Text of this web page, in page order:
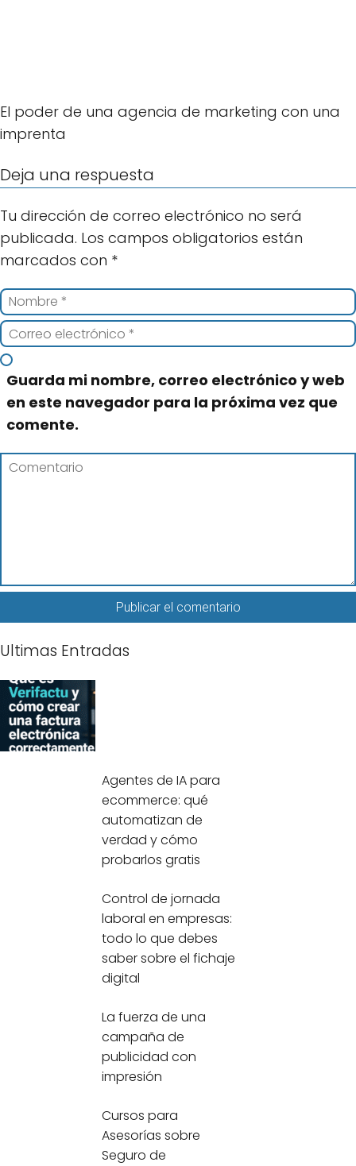
El poder de una agencia de marketing con una
imprenta
Deja una respuesta
Tu dirección de correo electrónico no será
publicada. Los campos obligatorios están
marcados con *
Guarda mi nombre, correo electrónico y web
en este navegador para la próxima vez que
comente.
Ultimas Entradas
Agentes de IA para
ecommerce: qué
automatizan de
verdad y cómo
probarlos gratis
Control de jornada
laboral en empresas:
todo lo que debes
saber sobre el fichaje
digital
La fuerza de una
campaña de
publicidad con
impresión
Cursos para
Asesorías sobre
Seguro de